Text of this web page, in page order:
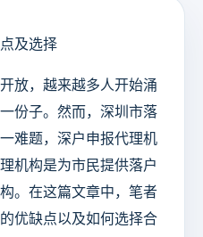
及选择
放，越来越多人开始涌
份子。然而，深圳市落
难题，深户申报代理机
机构是为市民提供落户
。在这篇文章中，笔者
优缺点以及如何选择合